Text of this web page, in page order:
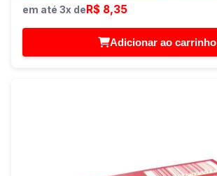
em até 3x de R$ 8,35
Adicionar ao carrinho